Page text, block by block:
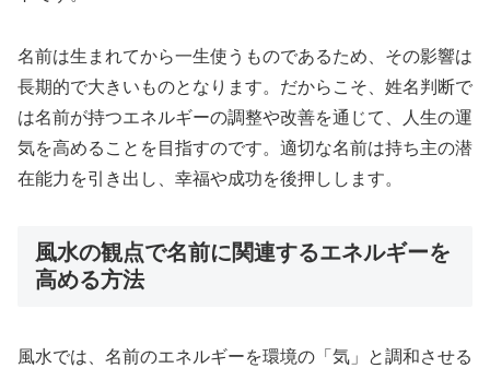
名前は生まれてから一生使うものであるため、その影響は
長期的で大きいものとなります。だからこそ、姓名判断で
は名前が持つエネルギーの調整や改善を通じて、人生の運
気を高めることを目指すのです。適切な名前は持ち主の潜
在能力を引き出し、幸福や成功を後押しします。
風水の観点で名前に関連するエネルギーを
高める方法
風水では、名前のエネルギーを環境の「気」と調和させる